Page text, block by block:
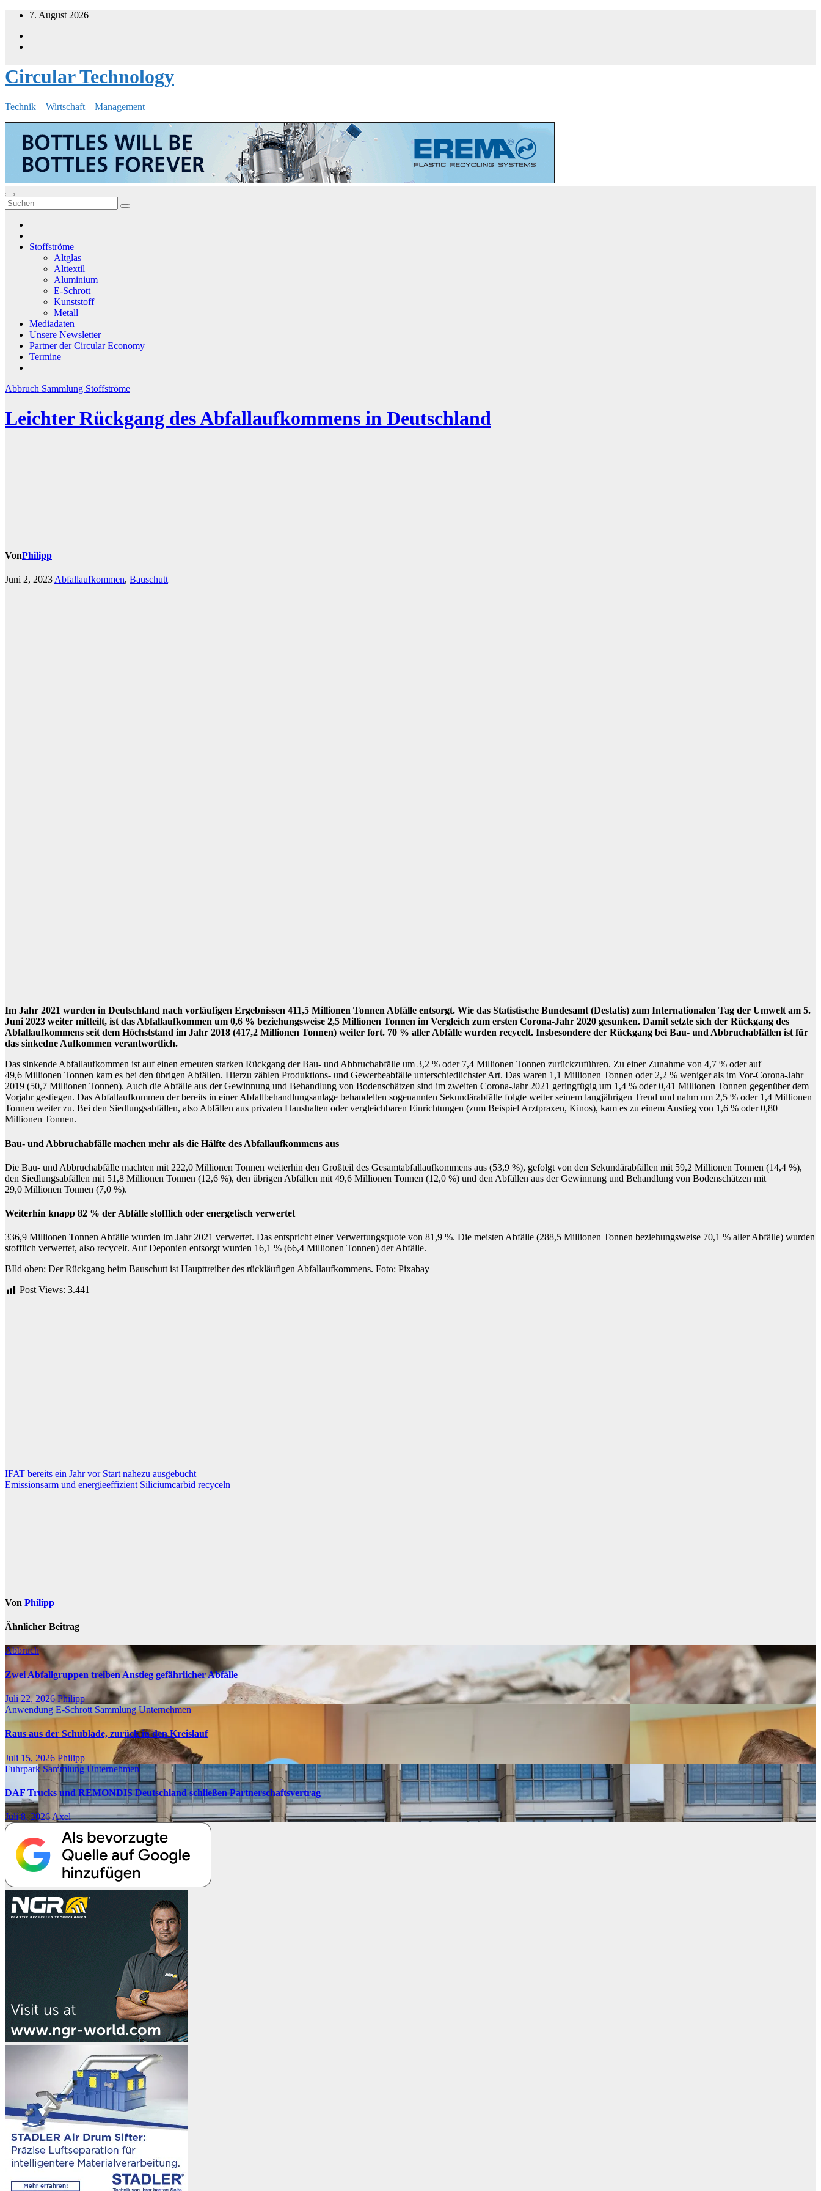
Zum
springen
7. August 2026
Circular Technology
Technik – Wirtschaft – Management
Stoffströme
Altglas
Alttextil
Aluminium
E-Schrott
Kunststoff
Metall
Mediadaten
Unsere Newsletter
Partner der Circular Economy
Termine
Abbruch Sammlung Stoffströme
Leichter Rückgang des Abfallaufkommens in Deutschland
VonPhilipp
Juni 2, 2023 Abfallaufkommen, Bauschutt
Im Jahr 2021 wurden in Deutschland nach vorläufigen Ergebnissen 411,5 Millionen Tonnen Abfälle entsorgt. Wie das Statistische Bundesamt (Destatis) zum Internationalen Tag der Umwelt am 5.
Juni 2023 weiter mitteilt, ist das Abfallaufkommen um 0,6 % beziehungsweise 2,5 Millionen Tonnen im Vergleich zum ersten Corona-Jahr 2020 gesunken. Damit setzte sich der Rückgang des
Abfallaufkommens seit dem Höchststand im Jahr 2018 (417,2 Millionen Tonnen) weiter fort. 70 % aller Abfälle wurden recycelt. Insbesondere der Rückgang bei Bau- und Abbruchabfällen ist für
das sinkedne Aufkommen verantwortlich.
Das sinkende Abfallaufkommen ist auf einen erneuten starken Rückgang der Bau- und Abbruchabfälle um 3,2 % oder 7,4 Millionen Tonnen zurückzuführen. Zu einer Zunahme von 4,7 % oder auf
49,6 Millionen Tonnen kam es bei den übrigen Abfällen. Hierzu zählen Produktions- und Gewerbeabfälle unterschiedlichster Art. Das waren 1,1 Millionen Tonnen oder 2,2 % weniger als im Vor-Corona-Jahr
2019 (50,7 Millionen Tonnen). Auch die Abfälle aus der Gewinnung und Behandlung von Bodenschätzen sind im zweiten Corona-Jahr 2021 geringfügig um 1,4 % oder 0,41 Millionen Tonnen gegenüber dem
Vorjahr gestiegen. Das Abfallaufkommen der bereits in einer Abfallbehandlungsanlage behandelten sogenannten Sekundärabfälle folgte weiter seinem langjährigen Trend und nahm um 2,5 % oder 1,4 Millionen
Tonnen weiter zu. Bei den Siedlungsabfällen, also Abfällen aus privaten Haushalten oder vergleichbaren Einrichtungen (zum Beispiel Arztpraxen, Kinos), kam es zu einem Anstieg von 1,6 % oder 0,80
Millionen Tonnen.
Bau- und Abbruchabfälle machen mehr als die Hälfte des Abfallaufkommens aus
Die Bau- und Abbruchabfälle machten mit 222,0 Millionen Tonnen weiterhin den Großteil des Gesamtabfallaufkommens aus (53,9 %), gefolgt von den Sekundärabfällen mit 59,2 Millionen Tonnen (14,4 %),
den Siedlungsabfällen mit 51,8 Millionen Tonnen (12,6 %), den übrigen Abfällen mit 49,6 Millionen Tonnen (12,0 %) und den Abfällen aus der Gewinnung und Behandlung von Bodenschätzen mit
29,0 Millionen Tonnen (7,0 %).
Weiterhin knapp 82 % der Abfälle stofflich oder energetisch verwertet
336,9 Millionen Tonnen Abfälle wurden im Jahr 2021 verwertet. Das entspricht einer Verwertungsquote von 81,9 %. Die meisten Abfälle (288,5 Millionen Tonnen beziehungsweise 70,1 % aller Abfälle) wurden
stofflich verwertet, also recycelt. Auf Deponien entsorgt wurden 16,1 % (66,4 Millionen Tonnen) der Abfälle.
BIld oben: Der Rückgang beim Bauschutt ist Haupttreiber des rückläufigen Abfallaufkommens. Foto: Pixabay
Post Views: 3.441
Beitragsnavigation
IFAT bereits ein Jahr vor Start nahezu ausgebucht
Emissionsarm und energieeffizient Siliciumcarbid recyceln
Von Philipp
Ähnlicher Beitrag
Abbruch
Zwei Abfallgruppen treiben Anstieg gefährlicher Abfälle
Juli 22, 2026 Philipp
Anwendung E-Schrott Sammlung Unternehmen
Raus aus der Schublade, zurück in den Kreislauf
Juli 15, 2026 Philipp
Fuhrpark Sammlung Unternehmen
DAF Trucks und REMONDIS Deutschland schließen Partnerschaftsvertrag
Juli 8, 2026 Axel